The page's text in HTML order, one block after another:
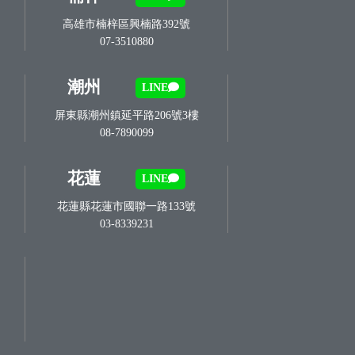
高雄市楠梓區興楠路392號
07-3510880
潮州 LINE
屏東縣潮州鎮延平路206號3樓
08-7890099
花蓮 LINE
花蓮縣花蓮市國聯一路133號
03-8339231